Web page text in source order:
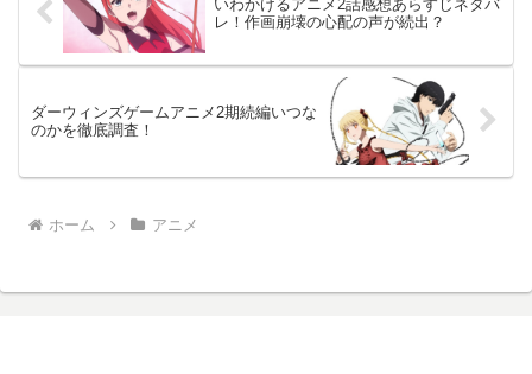
いわかけるアニメ2話感想あらすじネタバ
レ！作画崩壊の心配の声が続出？
ダーウィンズゲームアニメ2期続編いつな
のかを徹底調査！
ホーム アニメ